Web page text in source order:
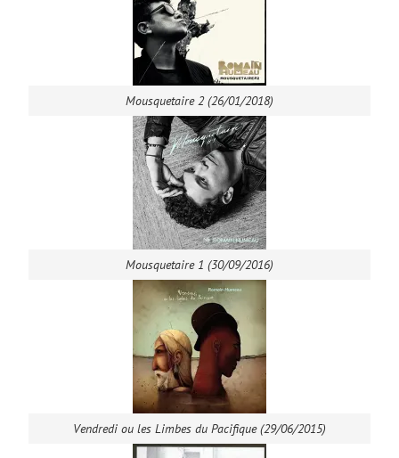
Mousquetaire 2 (26/01/2018)
Mousquetaire 1 (30/09/2016)
Vendredi ou les Limbes du Pacifique (29/06/2015)